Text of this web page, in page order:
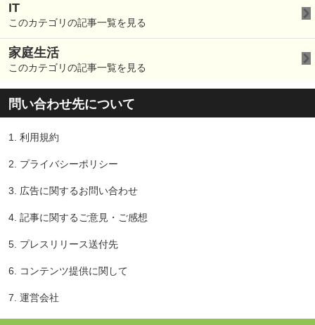
IT
このカテゴリの記事一覧を見る
家庭生活
このカテゴリの記事一覧を見る
問い合わせ先について
1. 利用規約
2. プライバシーポリシー
3. 広告に関するお問い合わせ
4. 記事に関するご意見・ご感想
5. プレスリリース送付先
6. コンテンツ提供に関して
7. 運営会社